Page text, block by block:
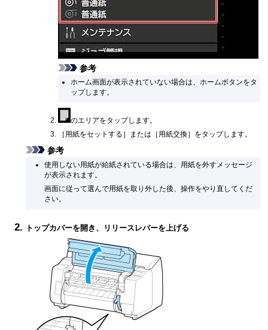
参考
ホーム画面が表示されていない場合は、 ホームボタンをタ
ップします。
のエリアをタップします。
［ 用紙をセットする ］または［ 用紙交換］をタップします。
参考
使用しない用紙が給紙されている場合は、用紙を外すメッセージ
が表示されます。
画面に従って選んで用紙を取り外した後、操作をやり直してくだ
さい。
トップカバーを開き、 リリースレバーを上げる